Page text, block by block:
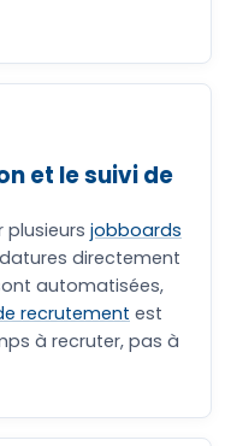
et le suivi de
plusieurs jobboards
directement
automatisées,
recrutement est
à recruter, pas à